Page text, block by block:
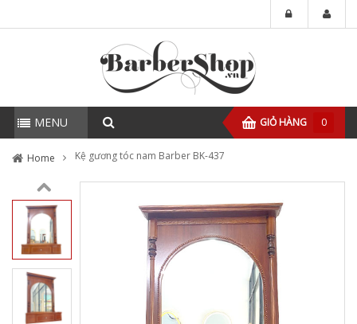
MENU GIỎ HÀNG 0
Home Kệ gương tóc nam Barber BK-437